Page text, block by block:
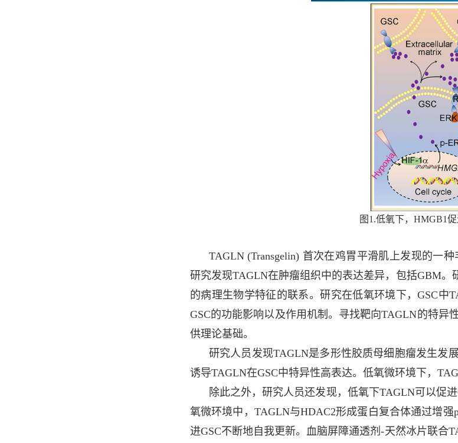
图1.低氧下，HMGB1
TAGLN (Transgelin) 首次在鸡胃平滑肌上发现的一
研究发现TAGLN在肿瘤组织中的表达差异，包括GBM
的病理生物学特征的联系。研究在低氧环境下，GSC
GSC的功能影响以及作用机制。寻找靶向TAGLN的特
供理论基础。
研究人员发现TAGLN是多形性胶质母细胞瘤发生发
诱导TAGLN在GSC中特异性高表达。低氧微环境下，
除此之外，研究人员还发现，低氧下TAGLN可以促
氧微环境中，TAGLN与HDAC2形成蛋白复合体通过增
进GSC不断地自我更新。血脑屏障通透剂-天然冰片联合